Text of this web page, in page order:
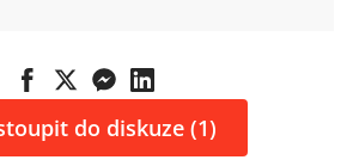
do diskuze (1)